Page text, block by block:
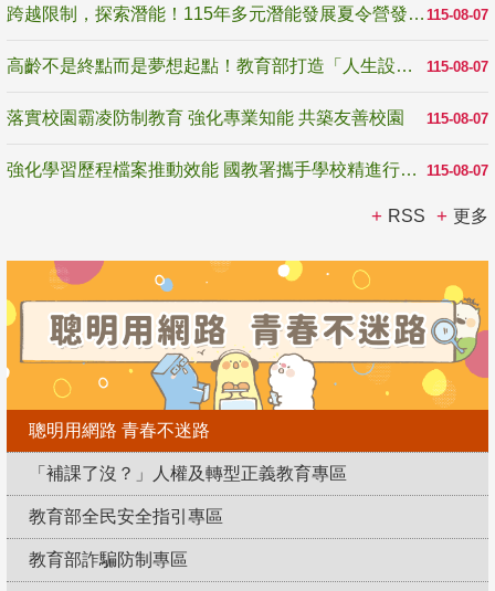
115-08-07
跨越限制，探索潛能！115年多元潛能發展夏令營發掘生命無限可能
115-08-07
高齡不是終點而是夢想起點！教育部打造「人生設計夢工場」 參展第3屆高齡健康產業博覽會
115-08-07
落實校園霸凌防制教育 強化專業知能 共築友善校園
115-08-07
強化學習歷程檔案推動效能 國教署攜手學校精進行政與教學支持
RSS 更多
聰明用網路 青春不迷路
「補課了沒？」人權及轉型正義教育專區
教育部全民安全指引專區
教育部詐騙防制專區